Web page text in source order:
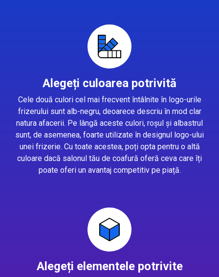
Alegeți culoarea potrivită
Cele două culori cel mai frecvent întâlnite în logo-urile
frizerului sunt alb-negru, deoarece descriu în mod clar
natura afacerii. Pe lângă aceste culori, roșul și albastrul
sunt, de asemenea, foarte utilizate în designul logo-ului
unei frizerie. Cu toate acestea, poți opta pentru o altă
culoare dacă salonul tău de coafură oferă ceva care îți
poate oferi un avantaj competitiv pe piață.
Alegeți elementele potrivite